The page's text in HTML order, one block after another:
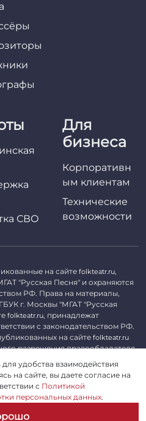
СВО
Для
бизнеса
Корпоративн
ым клиентам
Технические
возможности
на сайте folkteatr.ru,
"Русская Песня" и охраняются
РФ. Права на материалы,
г. Москвы "МГАТ "Русская
folkteatr.ru, принадлежат
с законодательством РФ.
на сайте folkteatr.ru
разрешения правообладателя.
песня». ОГРН 1027739279182,
соглашение
удобства взаимодействия
на сайте, вы даете согласие на
с Политикой
персональных данных.